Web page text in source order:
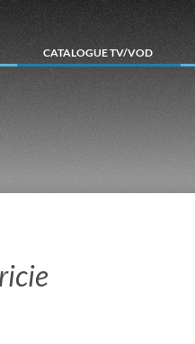
CATALOGUE TV/VOD